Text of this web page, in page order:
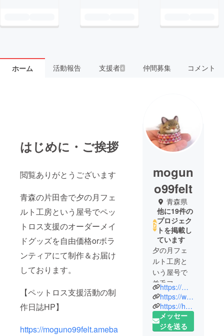
ホーム 活動報告 支援者4 仲間募集 コメント
はじめに・ご挨拶
閲覧ありがとうございます
青森の片田舎で夕の月フェ
ルト工房という屋号でペッ
トロス支援のオーダーメイ
ドグッズを自由価格orボラ
ンティアにて制作＆お届け
しております。
【ペットロス支援活動の制
作日誌HP】
https://moguno99felt.ameba
mogun
o99felt
青森県
他に19件の
プロジェク
トを掲載し
ています
夕の月フェ
ルト工房と
いう屋号で
羊毛フェル
ト製作&販売
活動をして
おります。
https://moguno99felt.amebaownd.com/
https://www.facebook.com/younotsuki/
https://handcraft-yuunotuki.jimdo.com/
メッセー
ジを送る